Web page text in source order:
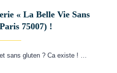
« La Belle Vie Sans
75007) !
sans gluten ? Ca existe ! …